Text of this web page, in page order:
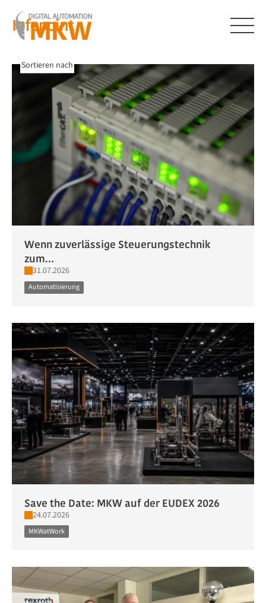
Inhalt
springen
Infopoint
Kategorien
Sortieren nach
31.07.2026
Wenn zuverlässige Steuerungstechnik
zum…
Automatisierung
24.07.2026
Save the Date: MKW auf der EUDEX 2026
MKWatWork